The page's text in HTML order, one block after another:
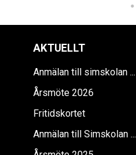
AKTUELLT
Anmälan till simskolan ...
Årsmöte 2026
Fritidskortet
Anmälan till Simskolan ...